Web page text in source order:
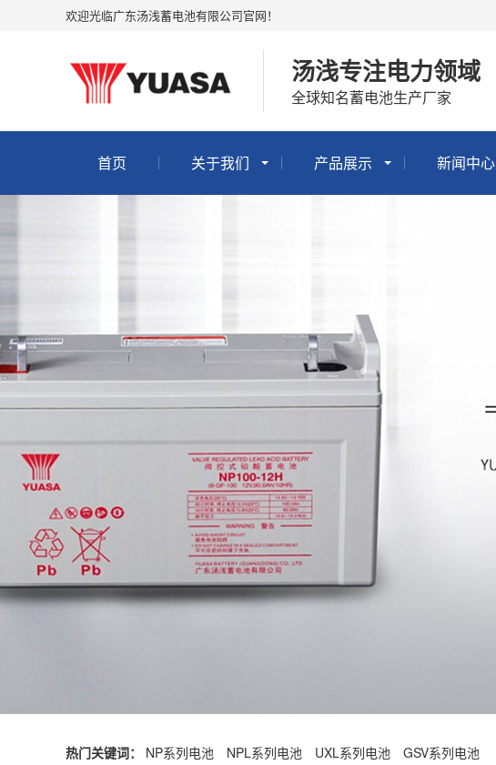
欢迎光临广东汤浅蓄电池有限公司官网！
汤浅专注电力领域
全球知名蓄电池生产厂家
首页 关于我们 产品展示 新闻中心
热门关键词： NP系列电池 NPL系列电池 UXL系列电池 GSV系列电池